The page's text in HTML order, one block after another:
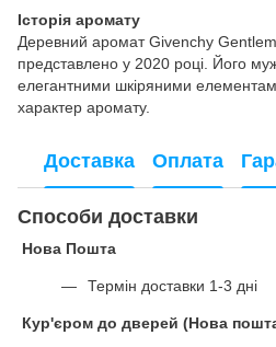
Історія аромату
Деревний аромат Givenchy
представлено у 2020 році. Його
елегантними шкіряними
характер аромату.
Доставка Оплата
Способи доставки
Нова Пошта
Термін доставки 1-3 дні
Кур'єром до дверей (Нова